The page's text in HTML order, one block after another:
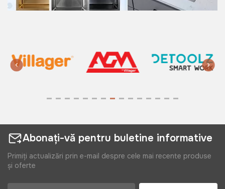
Abonați-vă pentru buletine informative
Primiți actualizări prin e-mail despre cele mai recente produse
și oferte